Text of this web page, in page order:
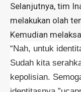
Selanjutnya, tim
melakukan olah
Kemudian
“Nah, untuk
Sudah kita
kepolisian.